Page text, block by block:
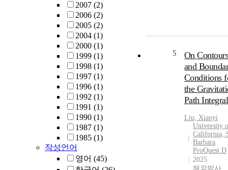
2007 (2)
2006 (2)
2005 (2)
2004 (1)
2000 (1)
1999 (1)
1998 (1)
1997 (1)
1996 (1)
1992 (1)
1991 (1)
1990 (1)
1987 (1)
1985 (1)
작성언어
영어 (45)
5
On
and
Conditions
the
Path Integral
Liu, Xiaoyi
University
California,
Barbara
ProQuest D
2025
해외박사